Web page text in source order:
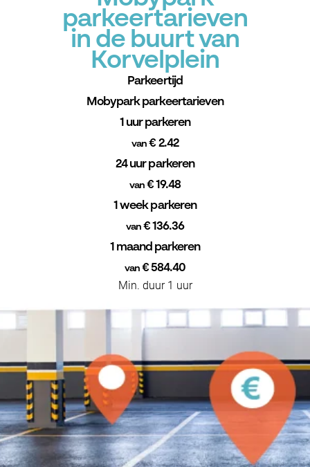
parkeertarieven
in de buurt van
Korvelplein
Parkeertijd
Mobypark parkeertarieven
1 uur parkeren
van € 2.42
24 uur parkeren
van€ 19.48
1 week parkeren
van€ 136.36
1 maand parkeren
van€ 584.40
Min. duur 1 uur